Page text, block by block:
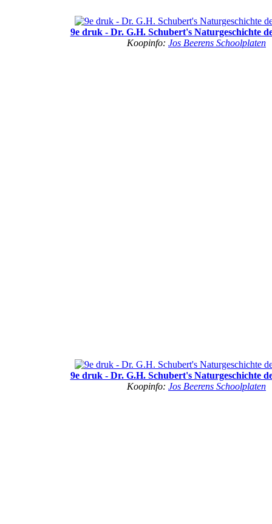
9e druk - Dr. G.H. Schubert's Naturgeschichte
Koopinfo: Jos Beerens Schoolplaten
9e druk - Dr. G.H. Schubert's Naturgeschichte
Koopinfo: Jos Beerens Schoolplaten